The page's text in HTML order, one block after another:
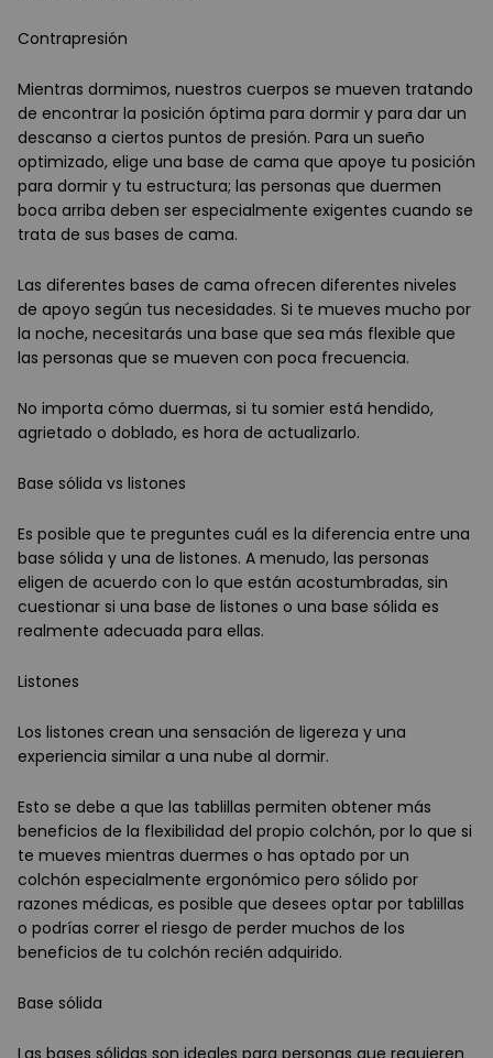
Contrapresión
Mientras dormimos, nuestros cuerpos se mueven tratando
de encontrar la posición óptima para dormir y para dar un
descanso a ciertos puntos de presión. Para un sueño
optimizado, elige una base de cama que apoye tu posición
para dormir y tu estructura; las personas que duermen
boca arriba deben ser especialmente exigentes cuando se
trata de sus bases de cama.
Las diferentes bases de cama ofrecen diferentes niveles
de apoyo según tus necesidades. Si te mueves mucho por
la noche, necesitarás una base que sea más flexible que
las personas que se mueven con poca frecuencia.
No importa cómo duermas, si tu somier está hendido,
agrietado o doblado, es hora de actualizarlo.
Base sólida vs listones
Es posible que te preguntes cuál es la diferencia entre una
base sólida y una de listones. A menudo, las personas
eligen de acuerdo con lo que están acostumbradas, sin
cuestionar si una base de listones o una base sólida es
realmente adecuada para ellas.
Listones
Los listones crean una sensación de ligereza y una
experiencia similar a una nube al dormir.
Esto se debe a que las tablillas permiten obtener más
beneficios de la flexibilidad del propio colchón, por lo que si
te mueves mientras duermes o has optado por un
colchón especialmente ergonómico pero sólido por
razones médicas, es posible que desees optar por tablillas
o podrías correr el riesgo de perder muchos de los
beneficios de tu colchón recién adquirido.
Base sólida
Las bases sólidas son ideales para personas que requieren